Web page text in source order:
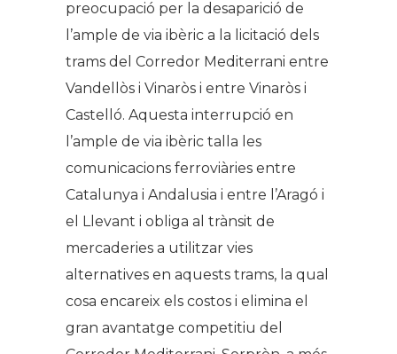
preocupació per la desaparició de
l’ample de via ibèric a la licitació dels
trams del Corredor Mediterrani entre
Vandellòs i Vinaròs i entre Vinaròs i
Castelló. Aquesta interrupció en
l’ample de via ibèric talla les
comunicacions ferroviàries entre
Catalunya i Andalusia i entre l’Aragó i
el Llevant i obliga al trànsit de
mercaderies a utilitzar vies
alternatives en aquests trams, la qual
cosa encareix els costos i elimina el
gran avantatge competitiu del